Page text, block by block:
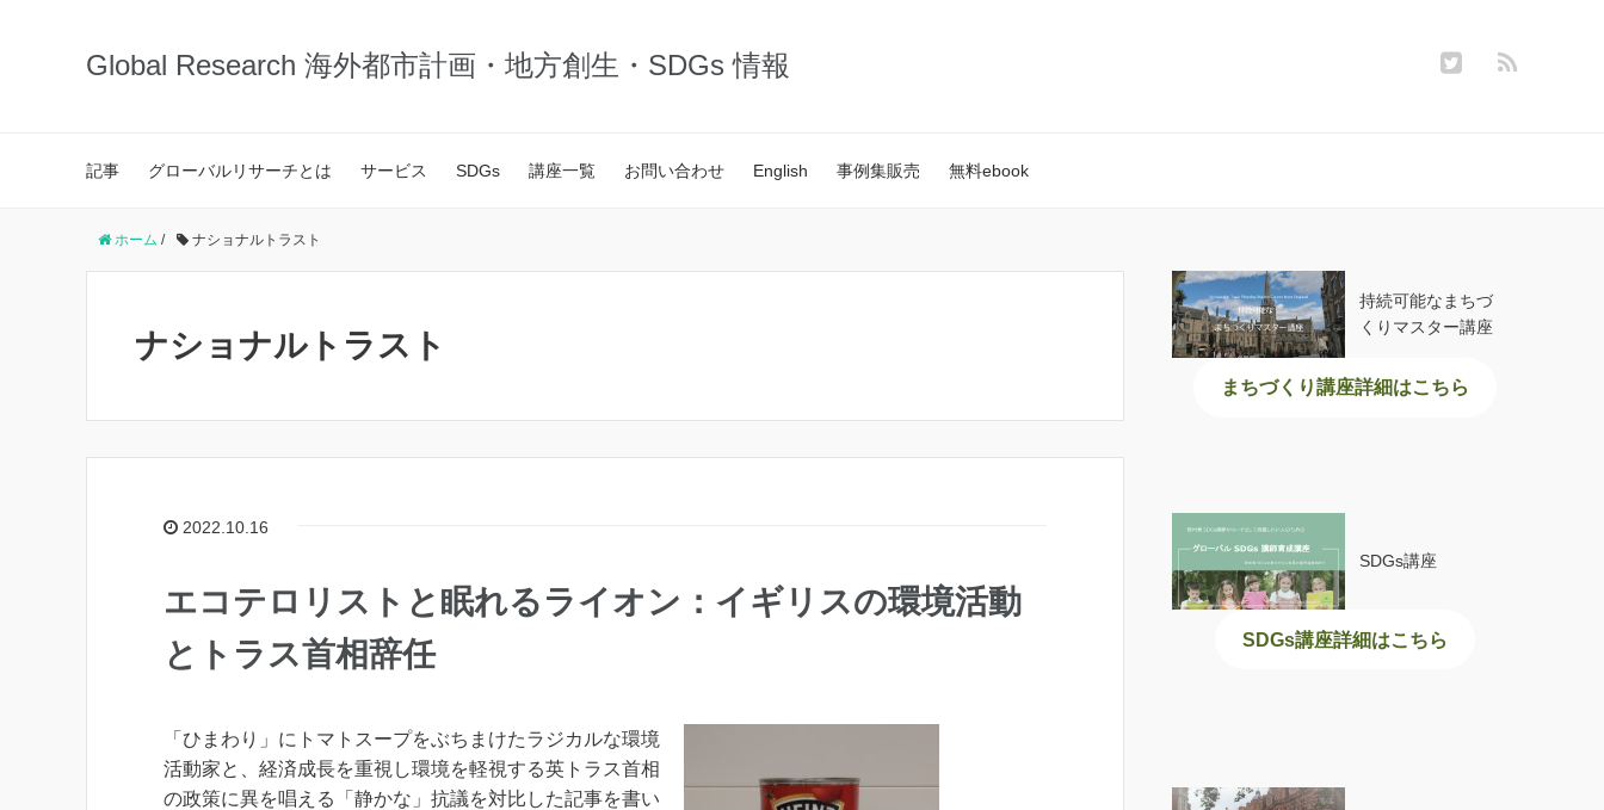
Global Research 海外都市計画・地方創生・SDGs 情報
記事 グローバルリサーチとは サービス SDGs 講座一覧 お問い合わせ English 事例集販売 無料ebook
ホーム / ナショナルトラスト
ナショナルトラスト
2022.10.16
エコテロリストと眠れるライオン：イギリスの環境活動
とトラス首相辞任
「ひまわり」にトマトスープをぶちまけたラジカルな環境
活動家と、経済成長を重視し環境を軽視する英トラス首相
の政策に異を唱える「静かな」抗議を対比した記事を書い
持続可能なまちづ
くりマスター講座
まちづくり講座詳細はこちら
SDGs講座
SDGs講座詳細はこちら